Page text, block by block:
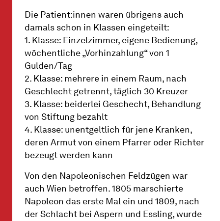
Die Patient:innen waren übrigens auch
damals schon in Klassen eingeteilt:
1. Klasse: Einzelzimmer, eigene Bedienung,
wöchentliche „Vorhinzahlung“ von 1
Gulden/Tag
2. Klasse: mehrere in einem Raum, nach
Geschlecht getrennt, täglich 30 Kreuzer
3. Klasse: beiderlei Geschecht, Behandlung
von Stiftung bezahlt
4. Klasse: unentgeltlich für jene Kranken,
deren Armut von einem Pfarrer oder Richter
bezeugt werden kann
Von den Napoleonischen Feldzügen war
auch Wien betroffen. 1805 marschierte
Napoleon das erste Mal ein und 1809, nach
der Schlacht bei Aspern und Essling, wurde